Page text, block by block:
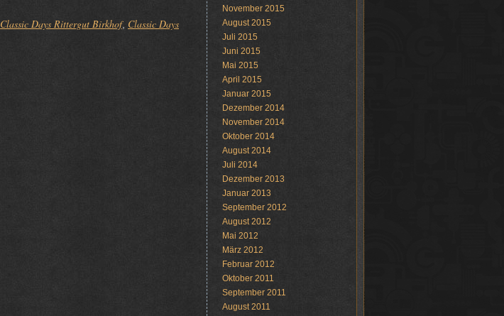
Classic Days Rittergut Birkhof, Classic Days
November 2015
August 2015
Juli 2015
Juni 2015
Mai 2015
April 2015
Januar 2015
Dezember 2014
November 2014
Oktober 2014
August 2014
Juli 2014
Dezember 2013
Januar 2013
September 2012
August 2012
Mai 2012
März 2012
Februar 2012
Oktober 2011
September 2011
August 2011